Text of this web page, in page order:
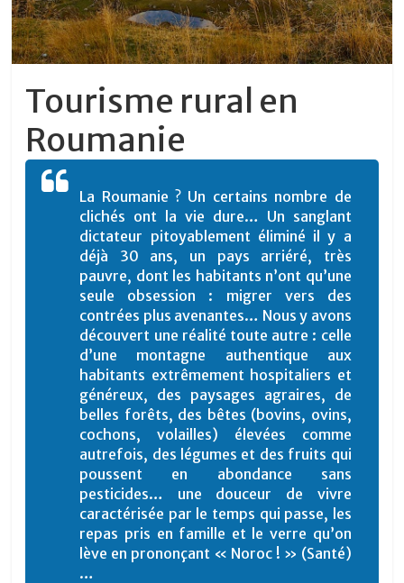
Tourisme rural en
Roumanie
La Roumanie ? Un certains nombre de
clichés ont la vie dure… Un sanglant
dictateur pitoyablement éliminé il y a
déjà 30 ans, un pays arriéré, très
pauvre, dont les habitants n’ont qu’une
seule obsession : migrer vers des
contrées plus avenantes… Nous y avons
découvert une réalité toute autre : celle
d’une montagne authentique aux
habitants extrêmement hospitaliers et
généreux, des paysages agraires, de
belles forêts, des bêtes (bovins, ovins,
cochons, volailles) élevées comme
autrefois, des légumes et des fruits qui
poussent en abondance sans
pesticides… une douceur de vivre
caractérisée par le temps qui passe, les
repas pris en famille et le verre qu’on
lève en prononçant « Noroc ! » (Santé)
…